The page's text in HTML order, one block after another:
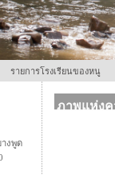
รายการโรงเรียนของหนู
งพูด
ภาพแห่ง